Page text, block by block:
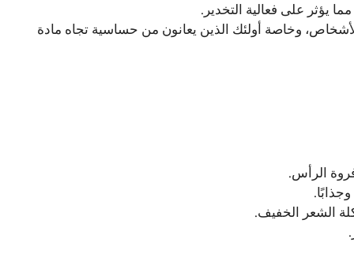
يؤثر على فعالية التخدير.
وخاصة أولئك الذين يعانون من حساسية تجاه مادة
الرأس.
الشعر الخفيف.